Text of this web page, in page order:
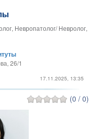
Невропатолог/ Невролог,
26/1
17.11.2025, 13:35
(0 / 0)